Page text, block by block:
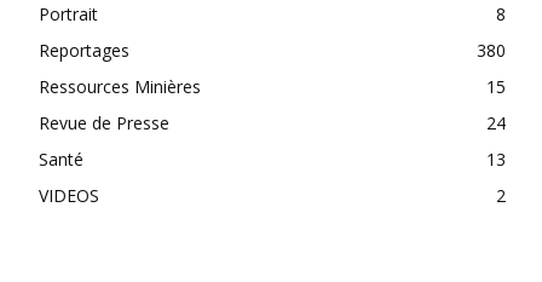
Portrait
8
Reportages
380
Ressources Minières
15
Revue de Presse
24
Santé
13
VIDEOS
2